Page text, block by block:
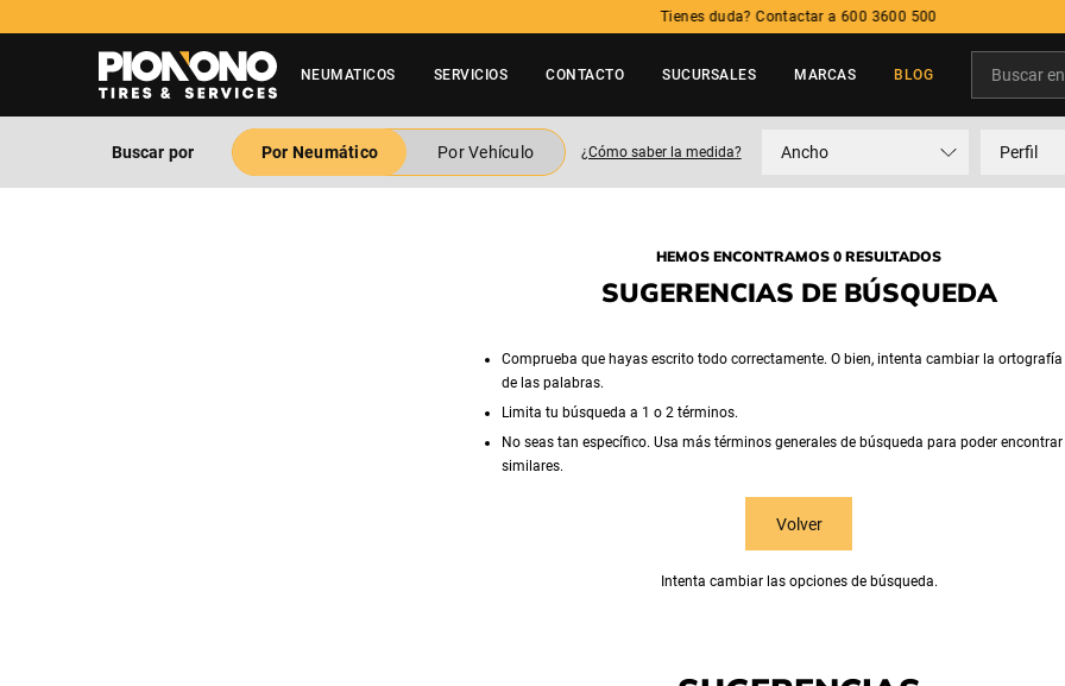
Tienes duda? Contactar a 600 3600 500
NEUMATICOS SERVICIOS CONTACTO SUCURSALES MARCAS BLOG
Buscar por Por Neumático Por Vehículo ¿Cómo saber la medida? Ancho Perfil
HEMOS ENCONTRAMOS 0 RESULTADOS
SUGERENCIAS DE BÚSQUEDA
Comprueba que hayas escrito todo correctamente. O bien, intenta cambiar la
de las palabras.
Limita tu búsqueda a 1 o 2 términos.
No seas tan específico. Usa más términos generales de búsqueda para poder
similares.
Volver
Intenta cambiar las opciones de búsqueda.
TÉRMINOS MÁS BUSCADOS
. neumatico
195